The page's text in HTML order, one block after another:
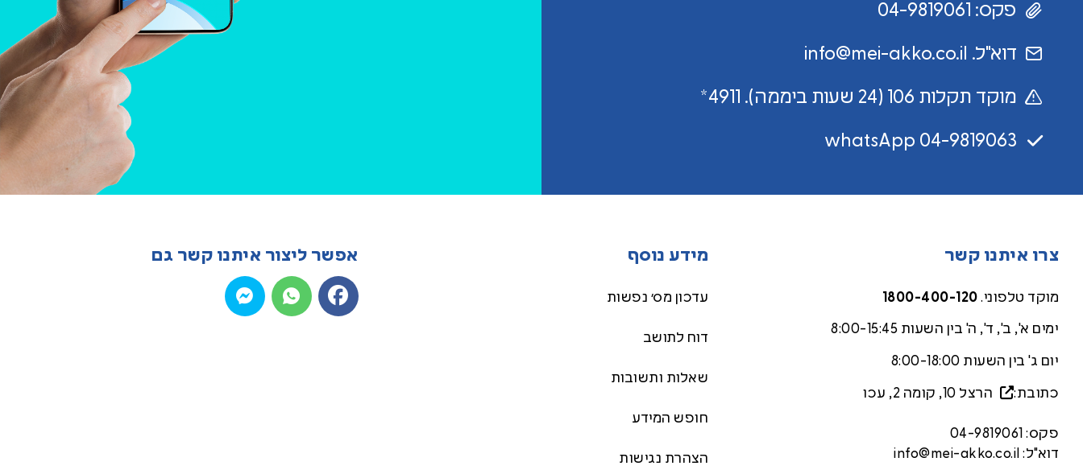
פקס: 04-9819061
דוא"ל. info@mei-akko.co.il
מוקד תקלות 106 (24 שעות ביממה). 4911*
whatsApp 04-9819063
צרו איתנו קשר
מוקד טלפוני. 1800-400-120
ימים א', ב', ד', ה' בין השעות 8:00-15:45
יום ג' בין השעות 8:00-18:00
כתובת: הרצל 10, קומה 2, עכ ו
פקס: 04-9819061
דוא"ל: info@mei-akko.co.il
מידע נוסף
עדכון מס׳ נפשות
דוח לתושב
שאלות ותשובות
חופש המידע
הצהרת נגישות
אפשר ליצור איתנו קשר גם